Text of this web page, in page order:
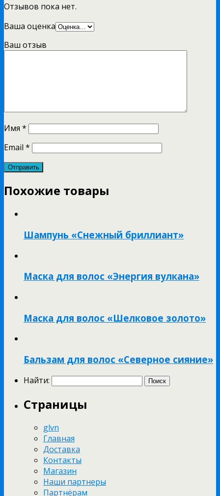
Отзывов пока нет.
Ваша оценка
Ваш отзыв
Имя *
Email *
Похожие товары
Шампунь «Снежный бриллиант»
Маска для волос «Энергия вулкана»
Маска для волос «Шелковое золото»
Бальзам для волос «Северное сияние»
Найти:
Страницы
glvn
Главная
Доставка
Контакты
Магазин
Наши партнеры
Партнёрам